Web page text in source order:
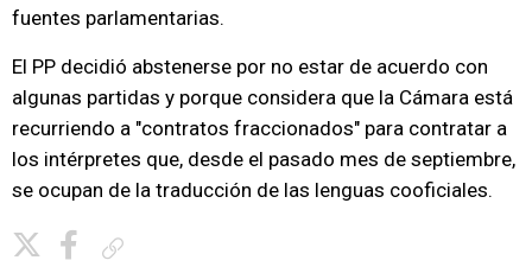
fuentes parlamentarias.
El PP decidió abstenerse por no estar de acuerdo con
algunas partidas y porque considera que la Cámara está
recurriendo a "contratos fraccionados" para contratar a
los intérpretes que, desde el pasado mes de septiembre,
se ocupan de la traducción de las lenguas cooficiales.